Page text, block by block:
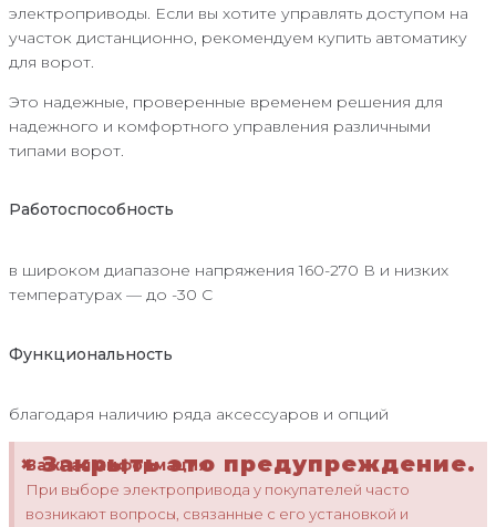
электроприводы. Если вы хотите управлять доступом на
участок дистанционно, рекомендуем купить автоматику
для ворот.
Это надежные, проверенные временем решения для
надежного и комфортного управления различными
типами ворот.
Работоспособность
в широком диапазоне напряжения 160-270 В и низких
температурах — до -30 С
Функциональность
благодаря наличию ряда аксессуаров и опций
Важная информация
При выборе электропривода у покупателей часто
возникают вопросы, связанные с его установкой и
× Закрыть это предупреждение.